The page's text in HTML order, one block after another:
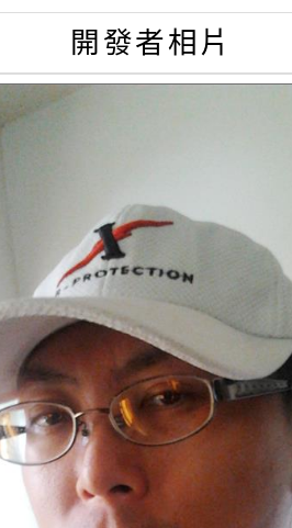
11招)
第1學期第9次
3招)
開發者相片